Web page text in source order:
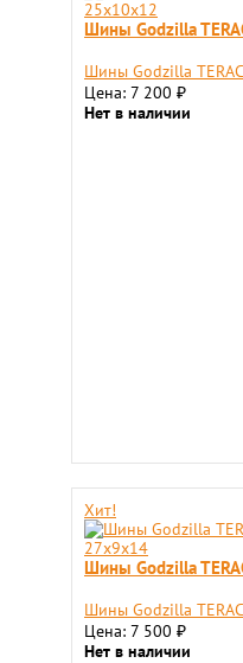
Шины Godzilla
Шины Godzilla
Цена: 7 200 ₽
Нет в наличии
Хит!
Шины Godzilla
Шины Godzilla
Цена: 7 500 ₽
Нет в наличии